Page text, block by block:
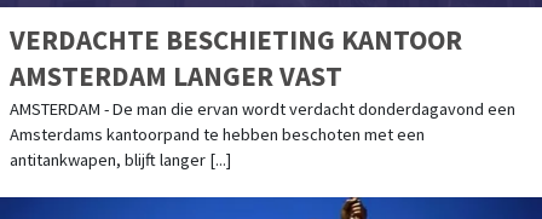
VERDACHTE BESCHIETING KANTOOR
AMSTERDAM LANGER VAST
AMSTERDAM - De man die ervan wordt verdacht donderdagavond een
Amsterdams kantoorpand te hebben beschoten met een
antitankwapen, blijft langer [...]